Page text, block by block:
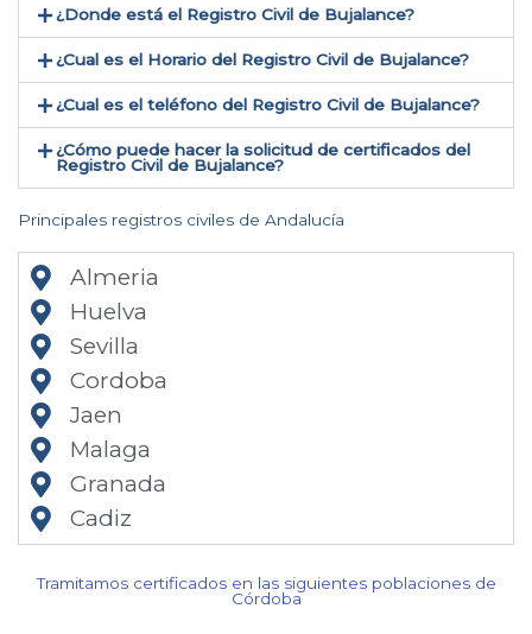
¿Donde está el Registro Civil de Bujalance​?
¿Cual es el Horario del Registro Civil de Bujalance?
¿Cual es el teléfono del Registro Civil de Bujalance​?
¿Cómo puede hacer la solicitud de certificados del
Registro Civil de Bujalance​?
Principales registros civiles de Andalucía
Almeria
Huelva
Sevilla
Cordoba
Jaen
Malaga
Granada
Cadiz
Tramitamos certificados en las siguientes poblaciones de
Córdoba​